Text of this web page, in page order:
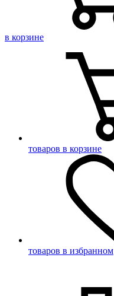
в корзине
товаров в корзине
товаров в избранном